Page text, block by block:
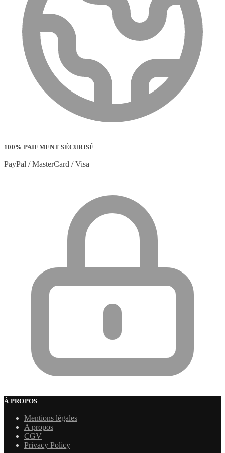
100% PAIEMENT SÉCURISÉ
PayPal / MasterCard / Visa
À PROPOS
Mentions légales
A propos
CGV
Privacy Policy